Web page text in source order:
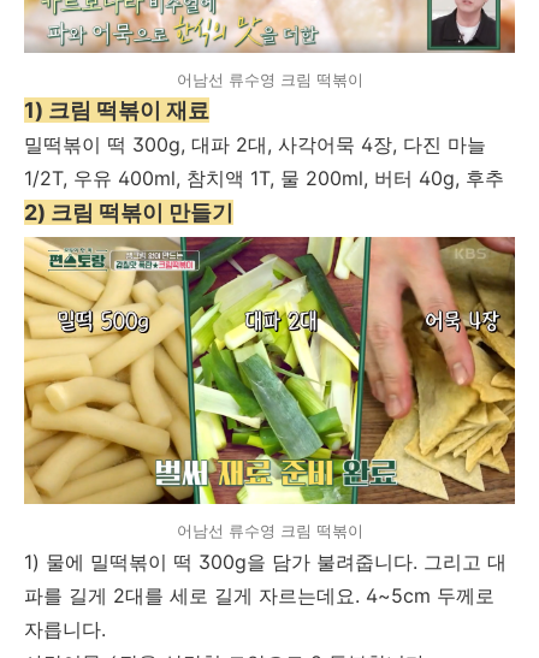
어남선 류수영 크림 떡볶이
1) 크림 떡볶이 재료
밀떡볶이 떡 300g, 대파 2대, 사각어묵 4장, 다진 마늘
1/2T, 우유 400ml, 참치액 1T, 물 200ml, 버터 40g, 후추
2) 크림 떡볶이 만들기
어남선 류수영 크림 떡볶이
1) 물에 밀떡볶이 떡 300g을 담가 불려줍니다. 그리고 대
파를 길게 2대를 세로 길게 자르는데요. 4~5cm 두께로
자릅니다.